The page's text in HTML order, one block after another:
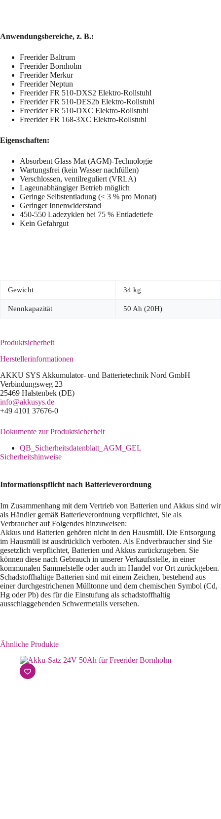
Anwendungsbereiche, z. B.:
Freerider Baltrum
Freerider Bornholm
Freerider Merkur
Freerider Neptun
Freerider FR 510-DXS2 Elektro-Rollstuhl
Freerider FR 510-DES2b Elektro-Rollstuhl
Freerider FR 510-DXC Elektro-Rollstuhl
Freerider FR 168-3XC Elektro-Rollstuhl
Eigenschaften:
Absorbent Glass Mat (AGM)-Technologie
Wartungsfrei (kein Wasser nachfüllen)
Verschlossen, ventilreguliert (VRLA)
Lageunabhängiger Betrieb möglich
Geringe Selbstentladung (< 3 % pro Monat)
Geringer Innenwiderstand
450-550 Ladezyklen bei 75 % Entladetiefe
Kein Gefahrgut
Gewicht 34 kg
Nennkapazität 50 Ah (20H)
Produktsicherheit
Herstellerinformationen
AKKU SYS Akkumulator- und Batterietechnik Nord GmbH
Verbindungsweg 23
25469 Halstenbek (DE)
info@akkusys.de
+49 4101 37676-0
Dokumente zur Produktsicherheit
QB_Sicherheitsdatenblatt_AGM_GEL
Sicherheitshinweise
Informationspflicht nach Batterieverordnung
Im Zusammenhang mit dem Vertrieb von Batterien und Akkus sind wir
als Händler gemäß Batterieverordnung verpflichtet, Sie als
Verbraucher auf Folgendes hinzuweisen:
Akkus und Batterien gehören nicht in den Hausmüll. Die Entsorgung
im Hausmüll ist ausdrücklich verboten. Als Endverbraucher sind Sie
gesetzlich verpflichtet, Batterien und Akkus zurückzugeben. Sie
können diese nach Gebrauch in unserer Verkaufsstelle, in einer
kommunalen Sammelstelle oder auch im Handel vor Ort zurückgeben.
Schadstoffhaltige Batterien sind mit einem Zeichen, bestehend aus
einer durchgestrichenen Mülltonne und dem chemischen Symbol (Cd,
Hg oder Pb) des für die Einstufung als schadstoffhaltig
ausschlaggebenden Schwermetalls versehen.
Ähnliche Produkte